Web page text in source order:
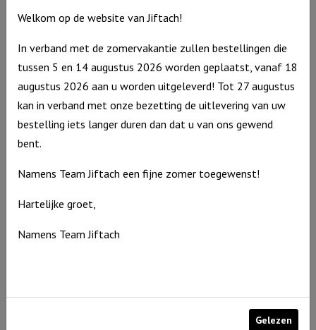
Ivoor
Windlicht S “Jij bent zo kostbaar” Ivoor
10,95
Welkom op de website van Jiftach!
In verband met de zomervakantie zullen bestellingen die
tussen 5 en 14 augustus 2026 worden geplaatst, vanaf 18
augustus 2026 aan u worden uitgeleverd! Tot 27 augustus
kan in verband met onze bezetting de uitlevering van uw
bestelling iets langer duren dan dat u van ons gewend
bent.
Namens Team Jiftach een fijne zomer toegewenst!
Hartelijke groet,
Namens Team Jiftach
Gelezen